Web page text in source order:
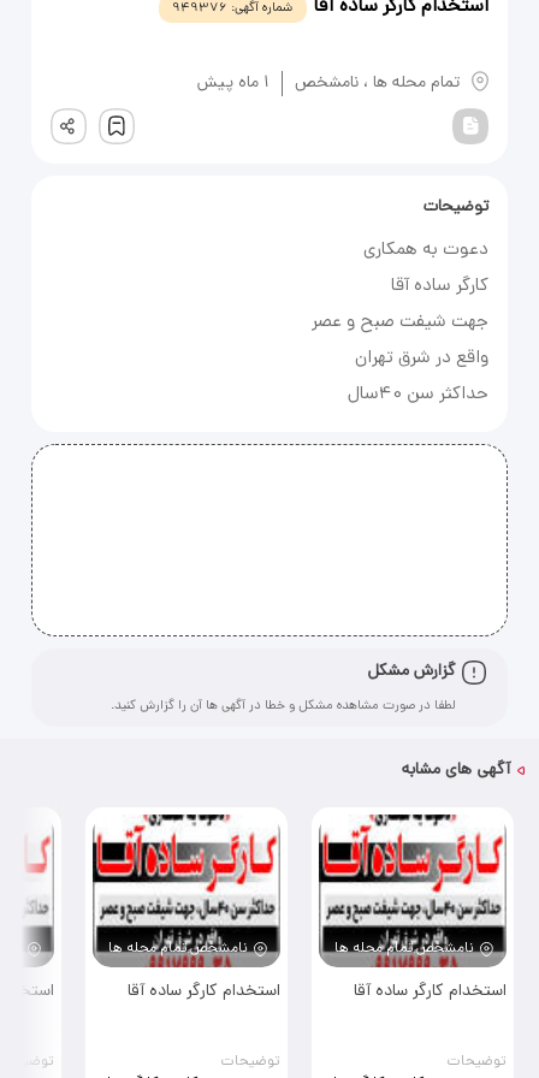
استخدام کارگر ساده آقا شماره آگهی: 949376
تمام محله ها ، نامشخص 1 ماه پیش
یادداشت
ثبت
توضیحات
حداکثر سن 40سال
گزارش مشکل
لطفا در صورت مشاهده مشکل و خطا در آگهی ها آن را گزارش کنید.
آگهی های مشابه
نامشخص,تمام محله ها
استخدام کارگر ساده آقا
توضیحات
نامشخص,تمام محله ها
استخدام کارگر ساده آقا
توضیحات